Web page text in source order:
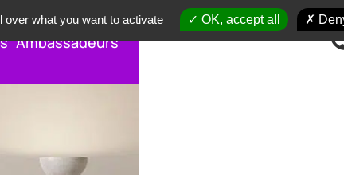
Ambassadeurs
what you want to activate OK, accept all